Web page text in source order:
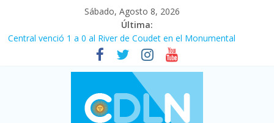
Sábado, Agosto 8, 2026
Última:
Central venció 1 a 0 al River de Coudet en el Monumental
La morosidad alcanzó su nivel más alto en dos décadas y ya
afecta a 400 mil deudores en Santa Fe
Desde que asumió Milei cerraron 41.000 kioscos: el sector
denuncia crisis como en 2001
Vacaciones de invierno con más movimiento y consumo
turístico: 4,6 millones de personas viajaron por el país, un 5,9%